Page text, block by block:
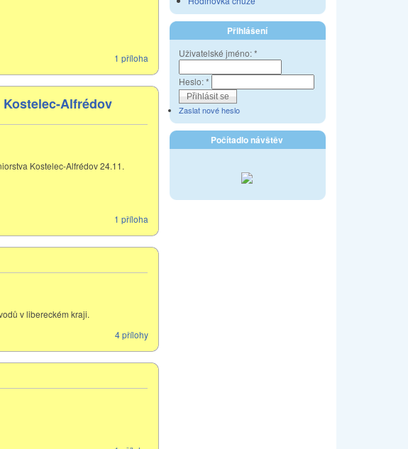
1 příloha
Alfrédov
Kostelec-Alfrédov 24.11.
1 příloha
v libereckém kraji.
4 přílohy
Přihlášení
Uživatelské jméno:*
Heslo:*
Zaslat nové heslo
Počítadlo návštěv